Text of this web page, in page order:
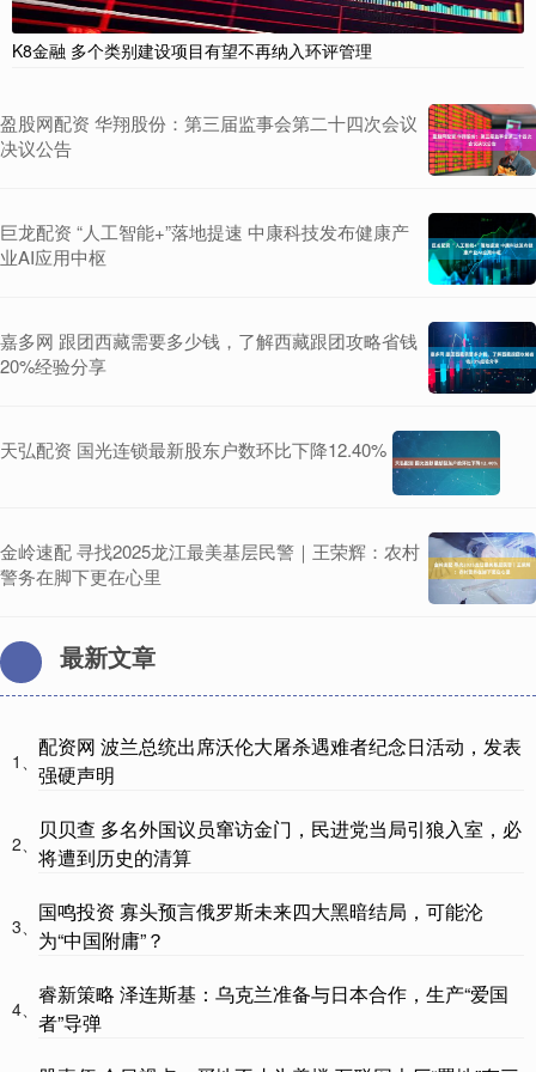
K8金融 多个类别建设项目有望不再纳入环评管理
盈股网配资 华翔股份：第三届监事会第二十四次会议
决议公告
巨龙配资 “人工智能+”落地提速 中康科技发布健康产
业AI应用中枢
嘉多网 跟团西藏需要多少钱，了解西藏跟团攻略省钱
20%经验分享
天弘配资 国光连锁最新股东户数环比下降12.40%
金岭速配 寻找2025龙江最美基层民警｜王荣辉：农村
警务在脚下更在心里
最新文章
1、
配资网 波兰总统出席沃伦大屠杀遇难者纪念日活动，发表
强硬声明
2、
贝贝查 多名外国议员窜访金门，民进党当局引狼入室，必
将遭到历史的清算
3、
国鸣投资 寡头预言俄罗斯未来四大黑暗结局，可能沦
为“中国附庸”？
4、
睿新策略 泽连斯基：乌克兰准备与日本合作，生产“爱国
者”导弹